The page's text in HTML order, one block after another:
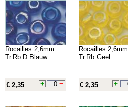
Rocailles 2,6mm
Tr.Rb.D.Blauw
€ 2,35
Rocailles 2,6mm
Tr.Rb.Geel
€ 2,35